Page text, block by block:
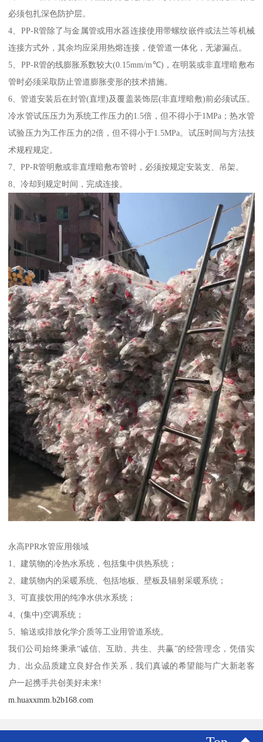
必须包扎深色防护层。
4、PP-R管除了与金属管或用水器连接使用带螺纹嵌件或法兰等机械
连接方式外，其余均应采用热熔连接，使管道一体化，无渗漏点。
5、PP-R管的线膨胀系数较大(0.15mm/m℃)，在明装或非直埋暗敷布
管时必须采取防止管道膨胀变形的技术措施。
6、管道安装后在封管(直埋)及覆盖装饰层(非直埋暗敷)前必须试压。
冷水管试压压力为系统工作压力的1.5倍，但不得小于1MPa；热水管
试验压力为工作压力的2倍，但不得小于1.5MPa。试压时间与方法技
术规程规定。
7、PP-R管明敷或非直埋暗敷布管时，必须按规定安装支、吊架。
8、冷却到规定时间，完成连接。
永高PPR水管应用领域
1、建筑物的冷热水系统，包括集中供热系统；
2、建筑物内的采暖系统、包括地板、壁板及辐射采暖系统；
3、可直接饮用的纯净水供水系统；
4、(集中)空调系统；
5、输送或排放化学介质等工业用管道系统。
我们公司始终秉承“诚信、互助、共生、共赢”的经营理念，凭借实
力、出众品质建立良好合作关系，我们真诚的希望能与广大新老客
户一起携手共创美好未来!
m.huaxxmm.b2b168.com